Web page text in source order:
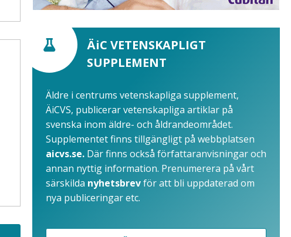
ÄiC VETENSKAPLIGT
SUPPLEMENT
Äldre i centrums vetenskapliga supplement,
ÄiCVS, publicerar vetenskapliga artiklar på
svenska inom äldre- och åldrandeområdet.
Supplementet finns tillgängligt på webbplatsen
aicvs.se. Där finns också författaranvisningar och
annan nyttig information. Prenumerera på vårt
särskilda nyhetsbrevför att bli uppdaterad om
nya publiceringar etc.